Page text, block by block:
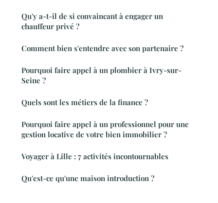
Qu'y a-t-il de si convaincant à engager un
chauffeur privé ?
Comment bien s'entendre avec son partenaire ?
Pourquoi faire appel à un plombier à Ivry-sur-
Seine ?
Quels sont les métiers de la finance ?
Pourquoi faire appel à un professionnel pour une
gestion locative de votre bien immobilier ?
Voyager à Lille : 7 activités incontournables
Qu'est-ce qu'une maison introduction ?